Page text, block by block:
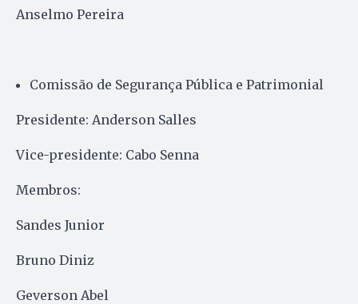
Anselmo Pereira
Comissão de Segurança Pública e Patrimonial
Presidente: Anderson Salles
Vice-presidente: Cabo Senna
Membros:
Sandes Junior
Bruno Diniz
Geverson Abel